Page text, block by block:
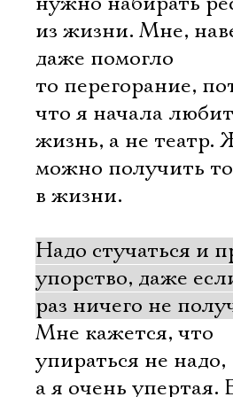
из жизни. Мне,
даже помогло
то перегорание,
что я начала
жизнь, а не театр.
можно получить
в жизни.
Надо стучаться и
упорство, даже
раз ничего не
Мне кажется, что
упираться не надо,
а я очень упертая.